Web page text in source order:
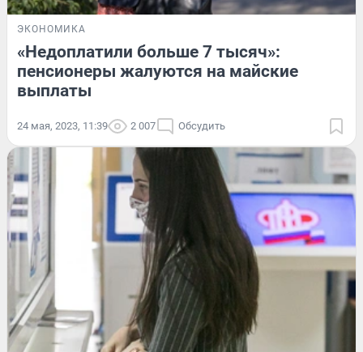
ЭКОНОМИКА
«Недоплатили больше 7 тысяч»:
пенсионеры жалуются на майские
выплаты
24 мая, 2023, 11:39 2 007 Обсудить